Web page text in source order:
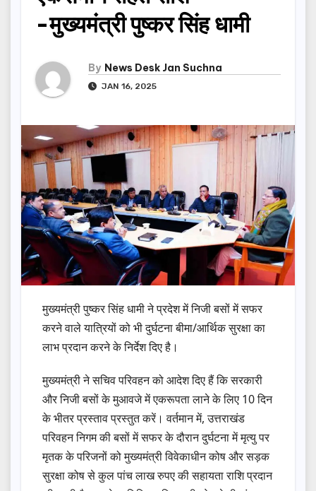
-मुख्यमंत्री पुष्कर सिंह धामी
By News Desk Jan Suchna
JAN 16, 2025
मुख्यमंत्री पुष्कर सिंह धामी ने प्रदेश में निजी बसों में सफर
करने वाले यात्रियों को भी दुर्घटना बीमा/आर्थिक सुरक्षा का
लाभ प्रदान करने के निर्देश दिए है।
मुख्यमंत्री ने सचिव परिवहन को आदेश दिए हैं कि सरकारी
और निजी बसों के मुआवजे में एकरूपता लाने के लिए 10 दिन
के भीतर प्रस्ताव प्रस्तुत करें। वर्तमान में, उत्तराखंड
परिवहन निगम की बसों में सफर के दौरान दुर्घटना में मृत्यु पर
मृतक के परिजनों को मुख्यमंत्री विवेकाधीन कोष और सड़क
सुरक्षा कोष से कुल पांच लाख रुपए की सहायता राशि प्रदान